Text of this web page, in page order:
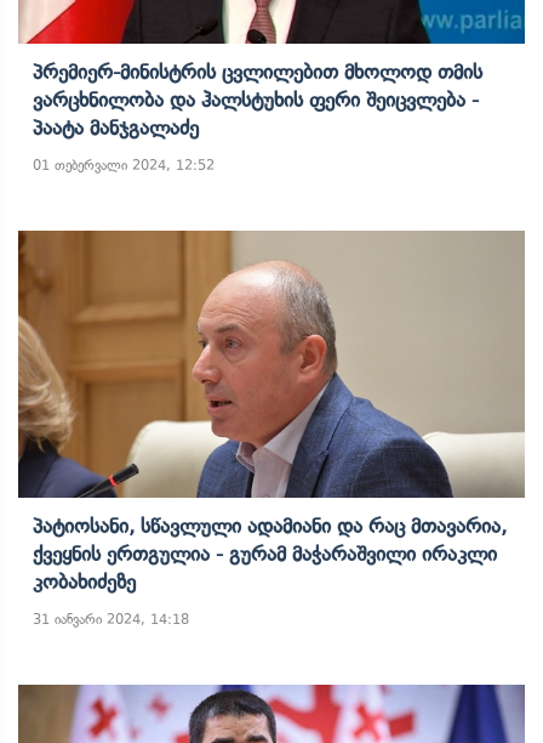
Პრემიერ-Მინისტრის Ცვლილებით Მხოლოდ Თმის
Ვარცხნილობა Და Ჰალსტუხის Ფერი Შეიცვლება -
Პაატა Მანჯგალაძე
01 თებერვალი 2024, 12:52
Პატიოსანი, Სწავლული Ადამიანი Და Რაც Მთავარია,
Ქვეყნის Ერთგულია - Გურამ Მაჭარაშვილი Ირაკლი
Კობახიძეზე
31 იანვარი 2024, 14:18